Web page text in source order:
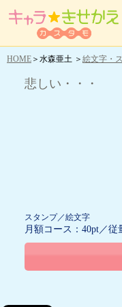
HOME ＞水森亜土 ＞ 絵文字・
悲しい・・・
スタンプ／絵文字
月額コース：40pt／従